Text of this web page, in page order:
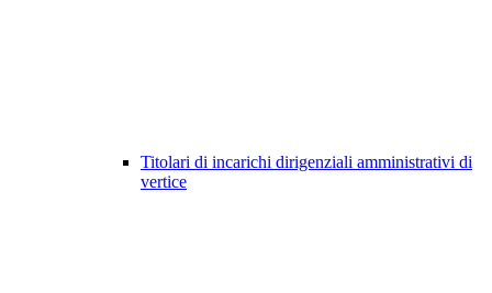
Titolari di incarichi dirigenziali amministrativi di
vertice